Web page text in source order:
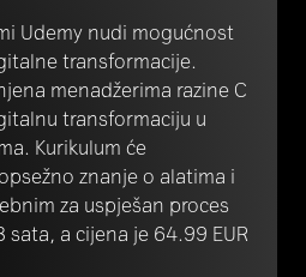
Udemy nudi mogućnost
transformacije.
menadžerima razine C
transformaciju u
Kurikulum će
znanje o alatima i
za uspješan proces
sata, a cijena je 64.99 EUR